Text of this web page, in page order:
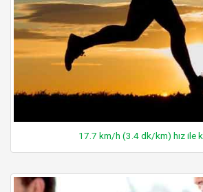
17.7 km/h (3.4 dk/km) hız ile